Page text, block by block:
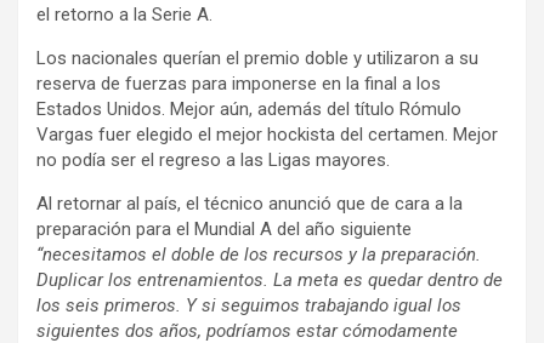
el retorno a la Serie A.
Los nacionales querían el premio doble y utilizaron a su
reserva de fuerzas para imponerse en la final a los
Estados Unidos. Mejor aún, además del título Rómulo
Vargas fuer elegido el mejor hockista del certamen. Mejor
no podía ser el regreso a las Ligas mayores.
Al retornar al país, el técnico anunció que de cara a la
preparación para el Mundial A del año siguiente
“necesitamos el doble de los recursos y la preparación.
Duplicar los entrenamientos. La meta es quedar dentro de
los seis primeros. Y si seguimos trabajando igual los
siguientes dos años, podríamos estar cómodamente